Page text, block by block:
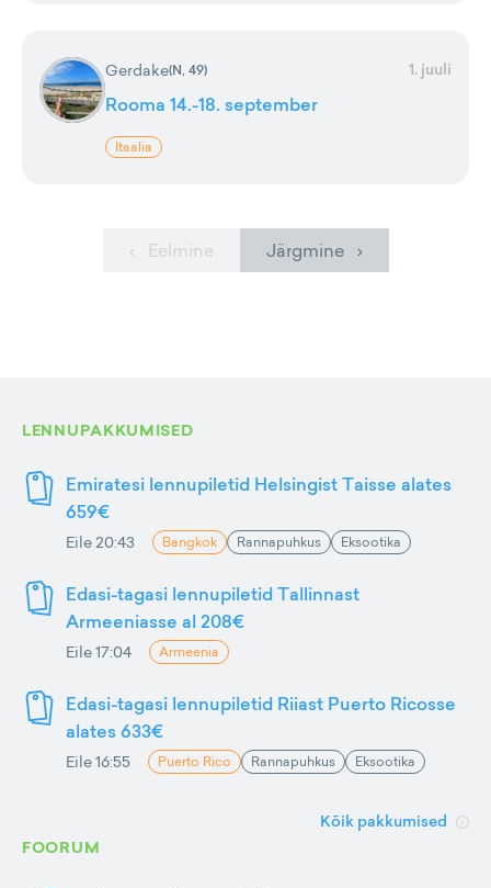
Gerdake(N, 49) 1. juuli
Rooma 14.-18. september
Itaalia
‹ Eelmine Järgmine ›
LENNUPAKKUMISED
Emiratesi lennupiletid Helsingist Taisse alates
659€
Eile 20:43 Bangkok Rannapuhkus Eksootika
Edasi-tagasi lennupiletid Tallinnast
Armeeniasse al 208€
Eile 17:04 Armeenia
Edasi-tagasi lennupiletid Riiast Puerto Ricosse
alates 633€
Eile 16:55 Puerto Rico Rannapuhkus Eksootika
Kõik pakkumised
FOORUM